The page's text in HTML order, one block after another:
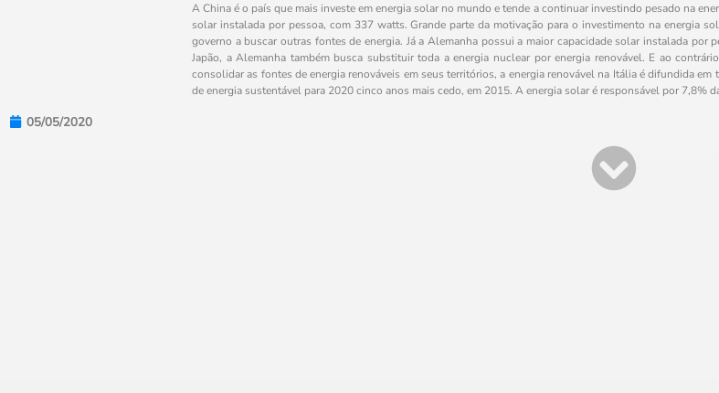
A China é o país que mais investe em energia solar no mundo e tende a continuar investindo pesado na
solar instalada por pessoa, com 337 watts. Grande parte da motivação para o investimento na energia
governo a buscar outras fontes de energia. Já a Alemanha possui a maior capacidade solar instalada por
Japão, a Alemanha também busca substituir toda a energia nuclear por energia renovável. E ao
consolidar as fontes de energia renováveis em seus territórios, a energia renovável na Itália é difundida
de energia sustentável para 2020 cinco anos mais cedo, em 2015. A energia solar é responsável por 7,8%
05/05/2020